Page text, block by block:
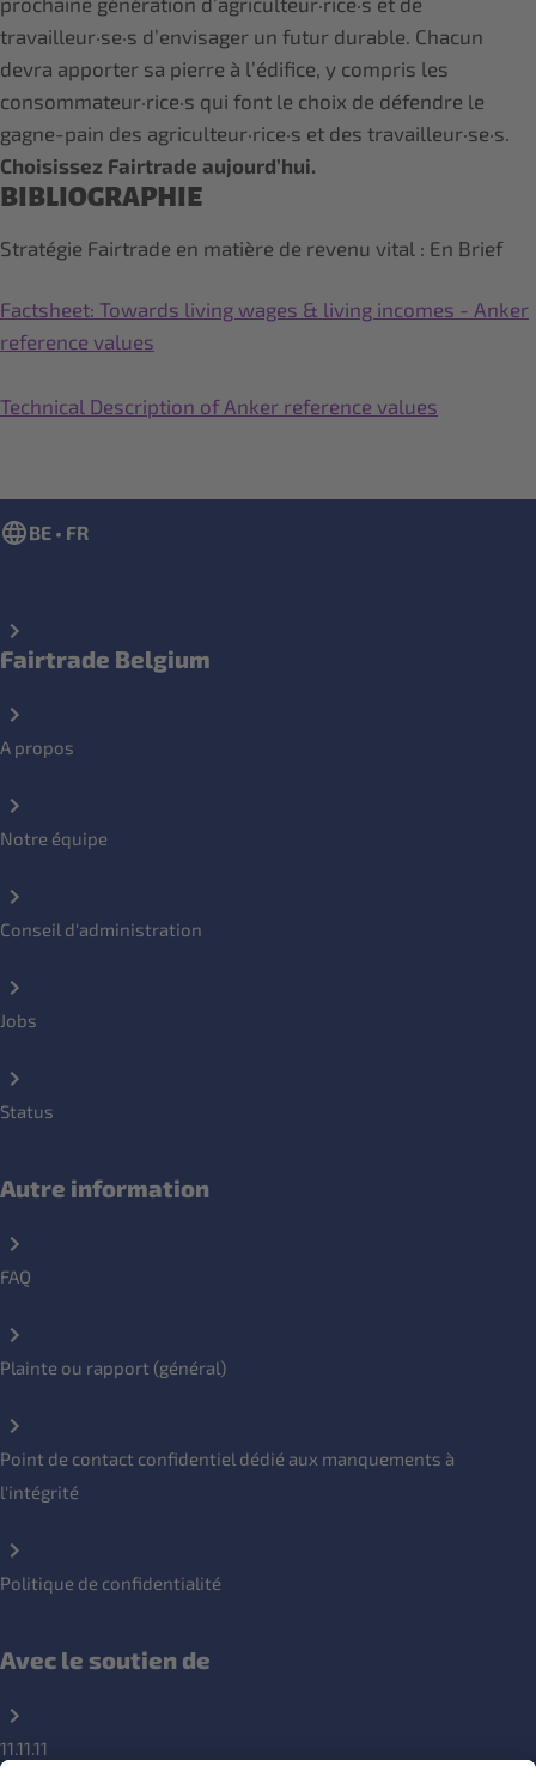
travailleur·se·s d’envisager un futur durable. Chacun
devra apporter sa pierre à l’édifice, y compris les
consommateur·rice·s qui font le choix de défendre le
gagne-pain des agriculteur·rice·s et des travailleur·se·s.
Choisissez Fairtrade aujourd’hui.
BIBLIOGRAPHIE
Stratégie Fairtrade en matière de revenu vital : En Brief
Factsheet: Towards living wages & living incomes - Anker
reference values
Technical Description of Anker reference values
BE • FR
Fairtrade Belgium
A propos
Notre équipe
Conseil d'administration
Jobs
Status
Autre information
FAQ
Plainte ou rapport (général)
Point de contact confidentiel dédié aux manquements à
l'intégrité
Politique de confidentialité
Avec le soutien de
11.11.11